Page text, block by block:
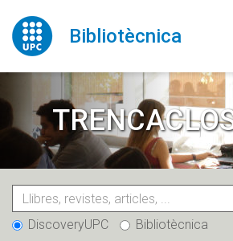
contingut
Bibliotècnica
DiscoveryUPC Bibliotècnica